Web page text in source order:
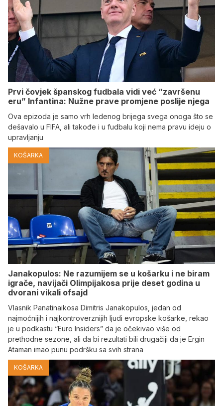
Prvi čovjek španskog fudbala vidi već “završenu
eru” Infantina: Nužne prave promjene poslije njega
Ova epizoda je samo vrh ledenog brijega svega onoga što se
dešavalo u FIFA, ali takođe i u fudbalu koji nema pravu ideju o
upravljanju
KOŠARKA
Janakopulos: Ne razumijem se u košarku i ne biram
igrače, navijači Olimpijakosa prije deset godina u
dvorani vikali ofsajd
Vlasnik Panatinaikosa Dimitris Janakopulos, jedan od
najmoćnijih i najkontroverznijih ljudi evropske košarke, rekao
je u podkastu “Euro Insiders” da je očekivao više od
prethodne sezone, ali da bi rezultati bili drugačiji da je Ergin
Ataman imao punu podršku sa svih strana
KOŠARKA